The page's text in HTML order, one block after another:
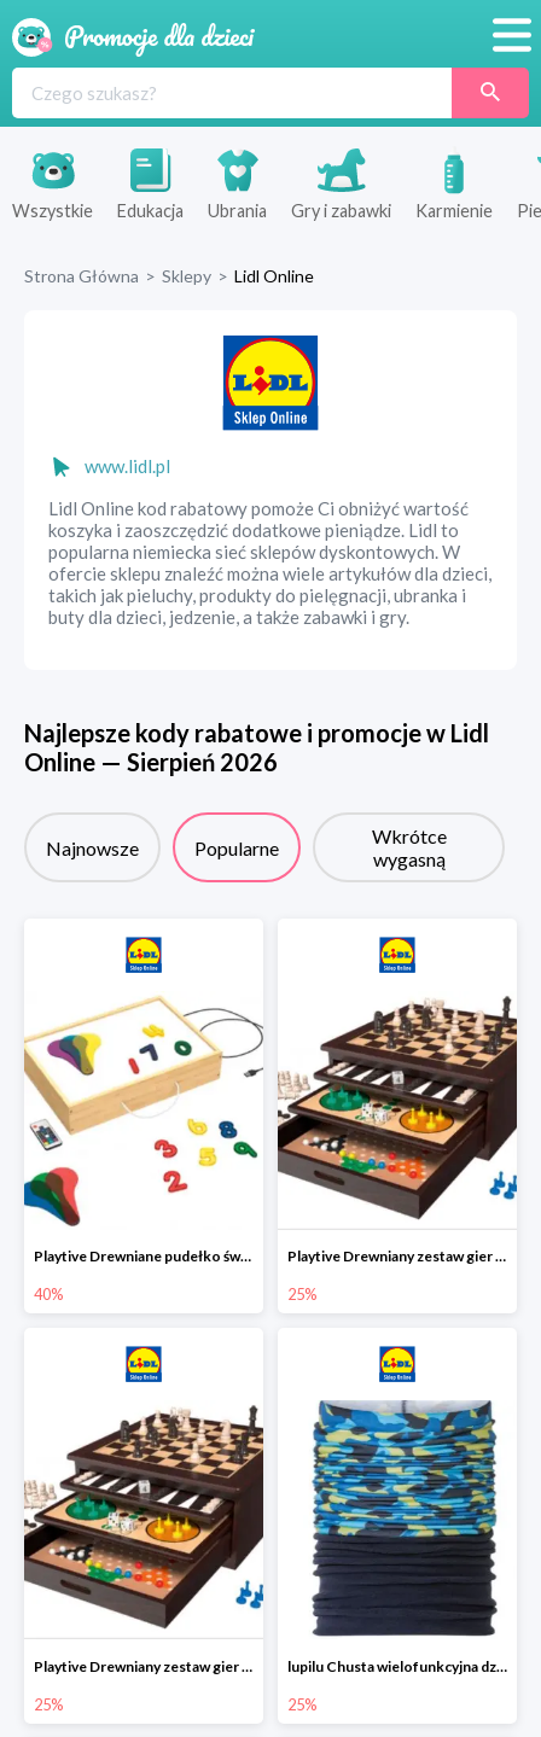
Produkty
Sklepy
Wszystkie Edukacja Ubrania Gry i zabawki Karmienie
Strona Główna > Sklepy > Lidl Online
www.lidl.pl
Lidl Online kod rabatowy pomoże Ci obniżyć wartość
koszyka i zaoszczędzić dodatkowe pieniądze. Lidl to
popularna niemiecka sieć sklepów dyskontowych. W
ofercie sklepu znaleźć można wiele artykułów dla dzieci,
takich jak pieluchy, produkty do pielęgnacji, ubranka i
buty dla dzieci, jedzenie, a także zabawki i gry.
Najlepsze kody rabatowe i promocje w Lidl
Online — Sierpień 2026
Najnowsze Popularne
Wkrótce
wygasną
Playtive Drewniane pudełko świetlne MONTESSORI
40%
Playtive Drewniany zestaw gier 10 w 1
25%
Playtive Drewniany zestaw gier 10 w 1
25%
lupilu Chusta wielofunkcyjna dziecięca
25%